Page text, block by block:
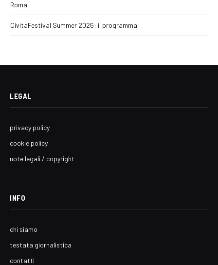
Roma
CivitaFestival Summer 2026: il programma
LEGAL
privacy policy
cookie policy
note legali / copyright
INFO
chi siamo
testata giornalistica
contatti